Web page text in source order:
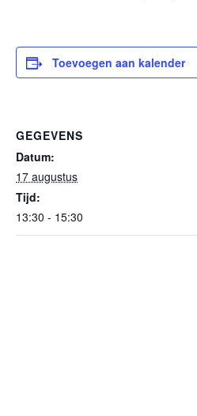
Toevoegen aan kalender
GEGEVENS
Datum:
17 augustus
Tijd:
13:30 - 15:30